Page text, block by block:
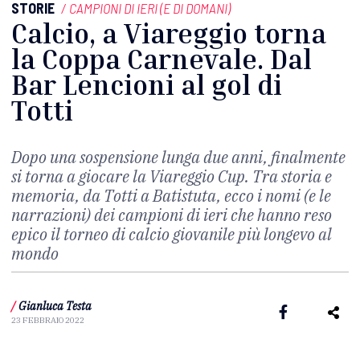
STORIE / CAMPIONI DI IERI (E DI DOMANI)
Calcio, a Viareggio torna
la Coppa Carnevale. Dal
Bar Lencioni al gol di
Totti
Dopo una sospensione lunga due anni, finalmente
si torna a giocare la Viareggio Cup. Tra storia e
memoria, da Totti a Batistuta, ecco i nomi (e le
narrazioni) dei campioni di ieri che hanno reso
epico il torneo di calcio giovanile più longevo al
mondo
/ Gianluca Testa
23 FEBBRAIO 2022